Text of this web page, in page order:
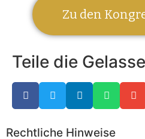
Zu den
Teile die
Rechtliche Hinweise